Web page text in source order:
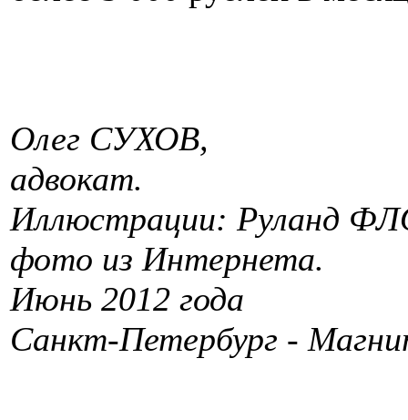
Олег СУХОВ,
адвокат.
Иллюстрации: Руланд
фото из Интернета.
Июнь 2012 года
Санкт-Петербург -